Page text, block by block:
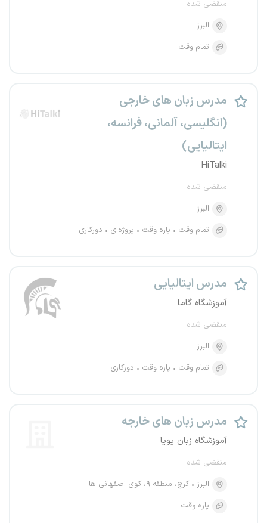
منقضی شده
البرز
تمام وقت
مدرس زبان های خارجی
(انگلیسی، آلمانی، فرانسه،
ایتالیایی)
HiTalki
منقضی شده
البرز
تمام وقت
پاره وقت پروژه‌ای دورکاری
مدرس ایتالیایی
آموزشگاه گاما
منقضی شده
البرز
تمام وقت
پاره وقت دورکاری
مدرس زبان های خارجه
آموزشگاه زبان پویا
منقضی شده
البرز
کرج، منطقه ۹، کوی اصفهانی ها
پاره وقت